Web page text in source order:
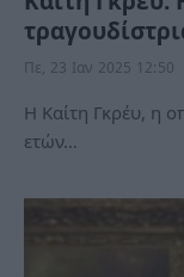
Πε, 23 Ιαν 2025 12:50
Η Καίτη Γκρέυ, η
ετών…